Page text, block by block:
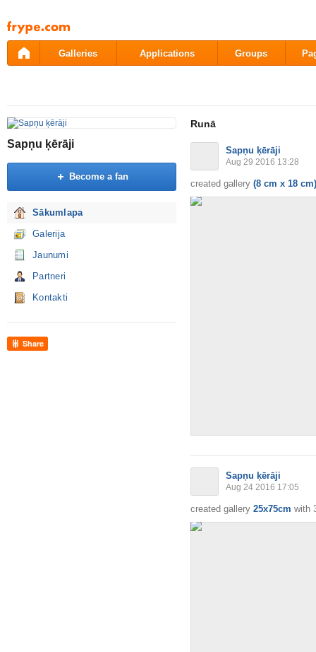
Pāriet
uz
saturu
Galleries Applications Groups
Sapņu ķērāji
Become a fan
Sākumlapa
Galerija
Jaunumi
Partneri
Kontakti
Share
Runā
Sapņu ķērāji
Aug 29 2016 13:28
created gallery (8 cm x 18
Sapņu ķērāji
Aug 24 2016 17:05
created gallery 25x75cm with